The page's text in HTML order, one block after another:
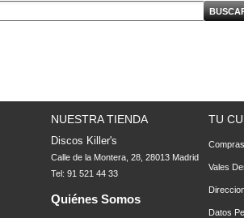
NUESTRA TIENDA
Discos Killer's
Calle de la Montera, 28, 28013 Madrid
Tel: 91 521 44 33
Quiénes Somos
TU
Compras
Vales
Datos